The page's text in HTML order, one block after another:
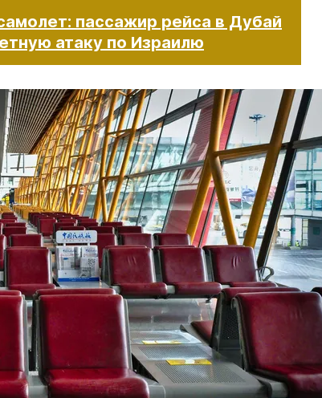
пассажир рейса в Дубай
атаку по Израилю​​​​​​​